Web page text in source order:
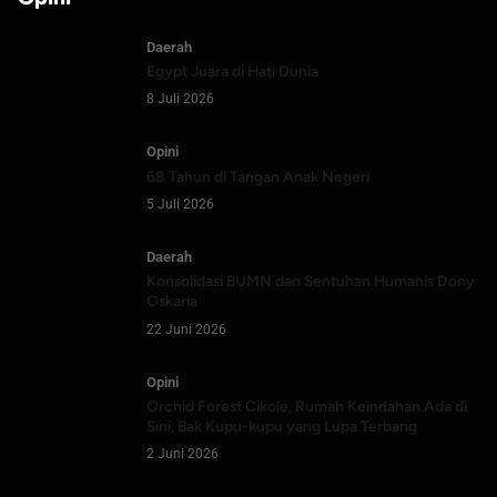
Daerah
Egypt Juara di Hati Dunia
8 Juli 2026
Opini
68 Tahun di Tangan Anak Negeri
5 Juli 2026
Daerah
Konsolidasi BUMN dan Sentuhan Humanis Dony
Oskaria
22 Juni 2026
Opini
Orchid Forest Cikole, Rumah Keindahan Ada di
Sini, Bak Kupu-kupu yang Lupa Terbang
2 Juni 2026